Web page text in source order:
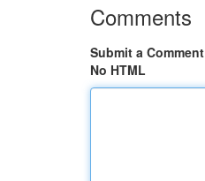
Comments
Submit a Comment
No HTML